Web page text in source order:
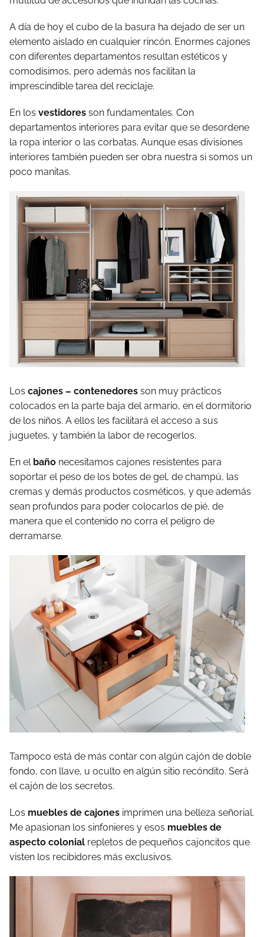
A día de hoy el cubo de la basura ha dejado de ser un
elemento aislado en cualquier rincón. Enormes cajones
con diferentes departamentos resultan estéticos y
comodísimos, pero además nos facilitan la
imprescindible tarea del reciclaje.
En los vestidores son fundamentales. Con
departamentos interiores para evitar que se desordene
la ropa interior o las corbatas. Aunque esas divisiones
interiores también pueden ser obra nuestra si somos un
poco manitas.
Los cajones – contenedores son muy prácticos
colocados en la parte baja del armario, en el dormitorio
de los niños. A ellos les facilitará el acceso a sus
juguetes, y también la labor de recogerlos.
En el baño necesitamos cajones resistentes para
soportar el peso de los botes de gel, de champú, las
cremas y demás productos cosméticos, y que además
sean profundos para poder colocarlos de pié, de
manera que el contenido no corra el peligro de
derramarse.
Tampoco está de más contar con algún cajón de doble
fondo, con llave, u oculto en algún sitio recóndito. Será
el cajón de los secretos.
Los muebles de cajones imprimen una belleza señorial.
Me apasionan los sinfonieres y esos muebles de
aspecto colonial repletos de pequeños cajoncitos que
visten los recibidores más exclusivos.